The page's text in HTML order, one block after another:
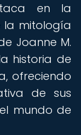
en la
la mitología
Joanne M.
historia de
ofreciendo
de sus
mundo de